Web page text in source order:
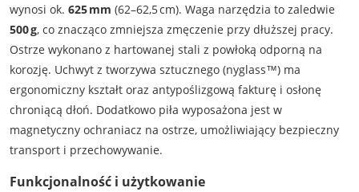
wynosi ok. 625 mm (62–62,5 cm). Waga narzędzia to zaledwie
500 g, co znacząco zmniejsza zmęczenie przy dłuższej pracy.
Ostrze wykonano z hartowanej stali z powłoką odporną na
korozję. Uchwyt z tworzywa sztucznego (nyglass™) ma
ergonomiczny kształt oraz antypoślizgową fakturę i osłonę
chroniącą dłoń. Dodatkowo piła wyposażona jest w
magnetyczny ochraniacz na ostrze, umożliwiający bezpieczny
transport i przechowywanie.
Funkcjonalność i użytkowanie